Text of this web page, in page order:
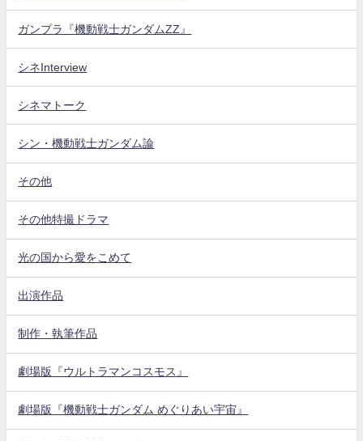
ガンプラ『機動戦士ガンダムZZ』
シネInterview
シネマトーク
シン・機動戦士ガンダム論
その他
その他特撮ドラマ
光の国から愛をこめて
出演作品
制作・執筆作品
劇場版『ウルトラマンコスモス』
劇場版『機動戦士ガンダム めぐりあい宇宙』